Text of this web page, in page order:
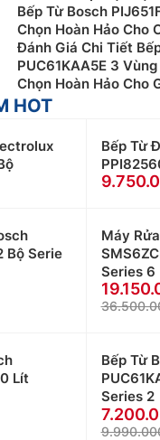
Bếp Từ Bosch
Chọn Hoàn Hảo Cho
Đánh Giá Chi Tiết
PUC61KAA5E 3
Chọn Hoàn Hảo Cho
HOT
Bếp Từ
Bộ Serie
Máy
Series 6
Lít
Bếp Từ
Series 2